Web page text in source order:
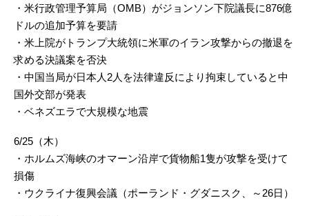
・米行政管理予算局（OMB）がジョンソン下院議長に876億
ドルの追加予算を要請
・米上院がトランプ大統領に米軍のイラン攻撃からの撤退を
求める決議案を否決
・中国当局が日本人2人を法律違反により拘束していると中
国外交部が発表
・ベネズエラで大規模な地震
6/25（木）
・ホルムズ海峡のオマーン沿岸で貨物船1隻が攻撃を受けて
損傷
・ウクライナ復興会議（ポーランド・グダニスク、～26日）